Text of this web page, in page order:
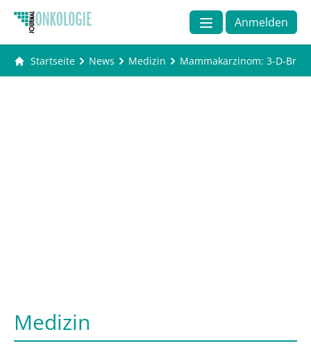
Anmelden
Startseite News Medizin Mammakarzinom: 3-D-
Medizin